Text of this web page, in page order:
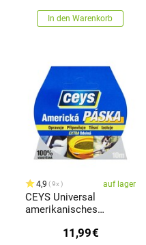
In den Warenkorb
4,9 9x auf lager
CEYS Universal
amerikanisches
express, 10 m
11,99€